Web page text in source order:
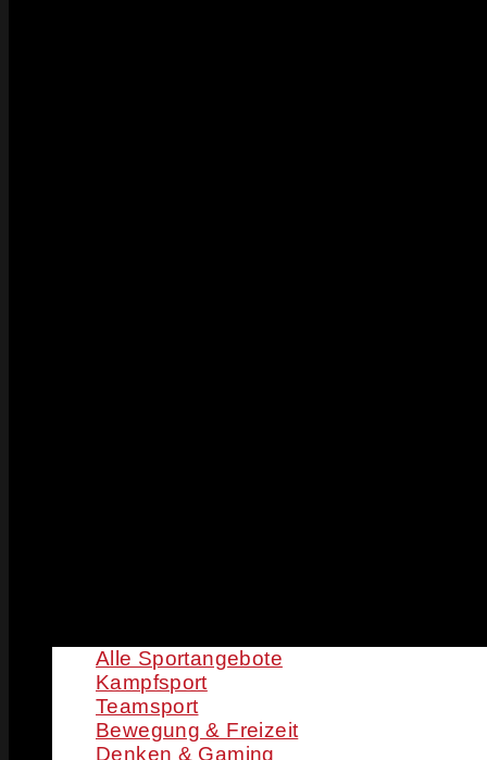
Alle Sportangebote
Kampfsport
Teamsport
Bewegung & Freizeit
Denken & Gaming